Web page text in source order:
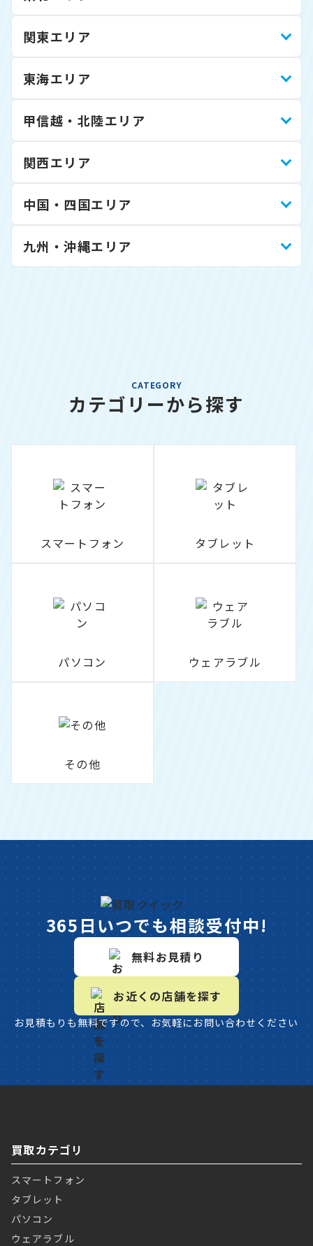
関東エリア
東海エリア
甲信越・北陸エリア
関西エリア
中国・四国エリア
九州・沖縄エリア
CATEGORY
カテゴリーから探す
スマートフォン タブレット
パソコン ウェアラブル
その他
365日いつでも相談受付中!
無料お見積り
お近くの店舗を探す
お見積もりも無料ですので、お気軽にお問い合わせください
買取カテゴリ
スマートフォン
タブレット
パソコン
ウェアラブル